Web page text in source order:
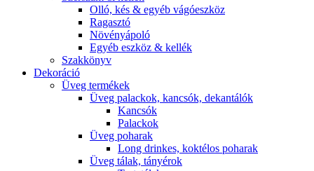
Olló, kés & egyéb vágóeszköz
Ragasztó
Növényápoló
Egyéb eszköz & kellék
Szakkönyv
Dekoráció
Üveg termékek
Üveg palackok, kancsók, dekantálók
Kancsók
Palackok
Üveg poharak
Long drinkes, koktélos poharak
Üveg tálak, tányérok